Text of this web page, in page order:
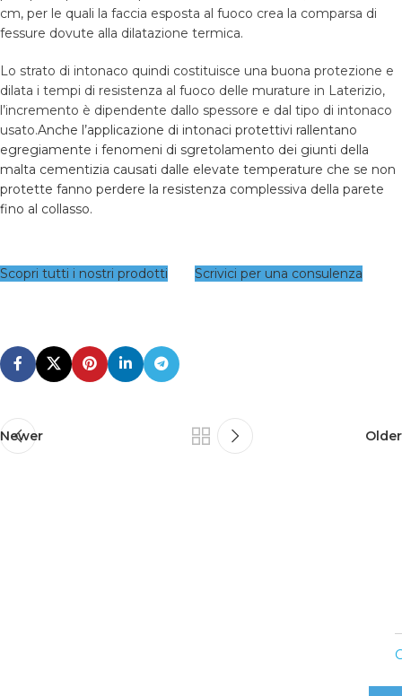
cm, per le quali la faccia esposta al fuoco crea la comparsa di
fessure dovute alla dilatazione termica.
Lo strato di intonaco quindi costituisce una buona protezione e
dilata i tempi di resistenza al fuoco delle murature in Laterizio,
l’incremento è dipendente dallo spessore e dal tipo di intonaco
usato.Anche l’applicazione di intonaci protettivi rallentano
egregiamente i fenomeni di sgretolamento dei giunti della
malta cementizia causati dalle elevate temperature che se non
protette fanno perdere la resistenza complessiva della parete
fino al collasso.
Scopri tutti i nostri prodotti Scrivici per una consulenza
Newer Older